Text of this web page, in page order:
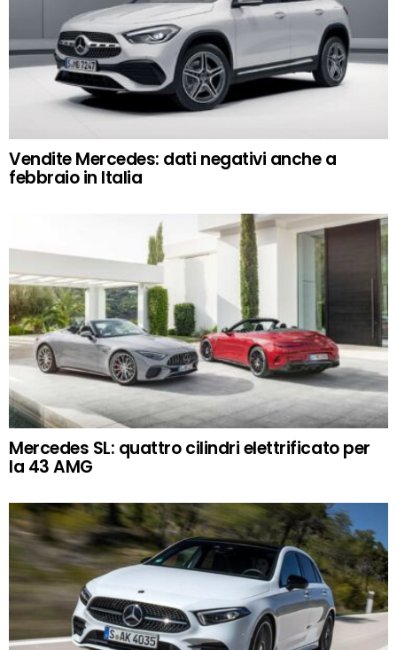
Vendite Mercedes: dati negativi anche a
febbraio in Italia
Mercedes SL: quattro cilindri elettrificato per
la 43 AMG